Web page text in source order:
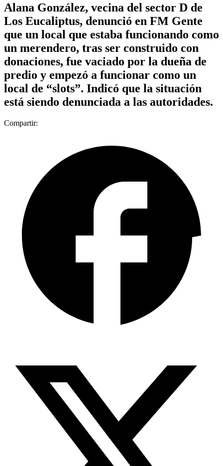
Alana González, vecina del sector D de
Los Eucaliptus, denunció en FM Gente
que un local que estaba funcionando como
un merendero, tras ser construido con
donaciones, fue vaciado por la dueña de
predio y empezó a funcionar como un
local de “slots”. Indicó que la situación
está siendo denunciada a las autoridades.
Compartir: